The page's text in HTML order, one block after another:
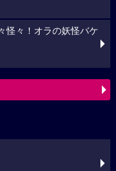
怪々！オラの妖怪バケ